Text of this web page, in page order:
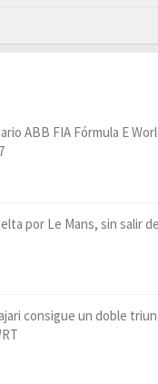
ABB FIA Fórmula E
por Le Mans, sin salir
consigue un doble